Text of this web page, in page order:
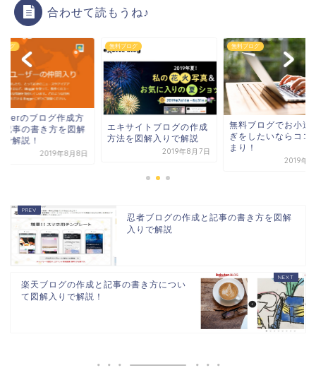
合わせて読もうね♪
ログ
サイトブログの作成
を図解入りで解説
2019年8月7日
無料ブログ
無料ブログでお小遣い稼
ぎをしたいならココで決
無料ブログ
Bloggerのブログ作
法と記事の書き方を
入りで解説！
忍者ブログの作成と記事の書き方を図解
入りで解説
楽天ブログの作成と記事の書き方につい
て図解入りで解説！